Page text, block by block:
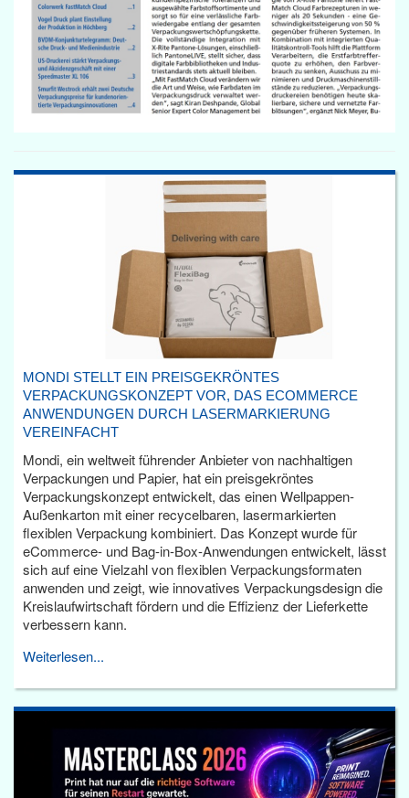
MONDI STELLT EIN PREISGEKRÖNTES
VERPACKUNGSKONZEPT VOR, DAS ECOMMERCE
ANWENDUNGEN DURCH LASERMARKIERUNG
VEREINFACHT
Mondi, ein weltweit führender Anbieter von nachhaltigen
Verpackungen und Papier, hat ein preisgekröntes
Verpackungskonzept entwickelt, das einen Wellpappen-
Außenkarton mit einer recycelbaren, lasermarkierten
flexiblen Verpackung kombiniert. Das Konzept wurde für
eCommerce- und Bag-in-Box-Anwendungen entwickelt, lässt
sich auf eine Vielzahl von flexiblen Verpackungsformaten
anwenden und zeigt, wie innovatives Verpackungsdesign die
Kreislaufwirtschaft fördern und die Effizienz der Lieferkette
verbessern kann.
Weiterlesen...